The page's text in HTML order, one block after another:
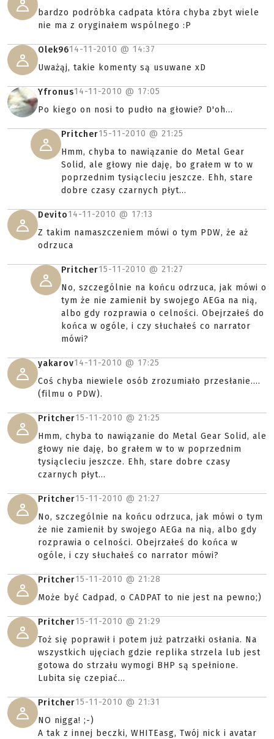
bardzo podróbka cadpata która chyba zbyt wiele
nie ma z oryginałem wspólnego :P
Olek9614-11-2010 @ 14:37
Uważąj, takie komenty są usuwane xD
Yfronus14-11-2010 @ 17:05
Po kiego on nosi to pudło na głowie? D'oh...
Pritcher15-11-2010 @ 21:25
Hmm, chyba to nawiązanie do Metal Gear
Solid, ale głowy nie daję, bo grałem w to w
poprzednim tysiącleciu jeszcze. Ehh, stare
dobre czasy czarnych płyt...
Devito14-11-2010 @ 17:13
Z takim namaszczeniem mówi o tym PDW, że aż
odrzuca
Pritcher15-11-2010 @ 21:27
No, szczególnie na końcu odrzuca, jak mówi o
tym że nie zamienił by swojego AEGa na nią,
albo gdy rozprawia o celności. Obejrzałeś do
końca w ogóle, i czy słuchałeś co narrator
mówi?
yakarov14-11-2010 @ 17:25
Coś chyba niewiele osób zrozumiało przesłanie....
(filmu o PDW).
Pritcher15-11-2010 @ 21:25
Hmm, chyba to nawiązanie do Metal Gear Solid, ale
głowy nie daję, bo grałem w to w poprzednim
tysiącleciu jeszcze. Ehh, stare dobre czasy
czarnych płyt...
Pritcher15-11-2010 @ 21:27
No, szczególnie na końcu odrzuca, jak mówi o tym
że nie zamienił by swojego AEGa na nią, albo gdy
rozprawia o celności. Obejrzałeś do końca w
ogóle, i czy słuchałeś co narrator mówi?
Pritcher15-11-2010 @ 21:28
Może być Cadpad, o CADPAT to nie jest na pewno;)
Pritcher15-11-2010 @ 21:29
Toż się poprawił i potem już patrzałki osłania. Na
wszystkich ujęciach gdzie replika strzela lub jest
gotowa do strzału wymogi BHP są spełnione.
Lubita się czepiać...
Pritcher15-11-2010 @ 21:31
NO nigga! ;-)
A tak z innej beczki, WHITEasg, Twój nick i avatar